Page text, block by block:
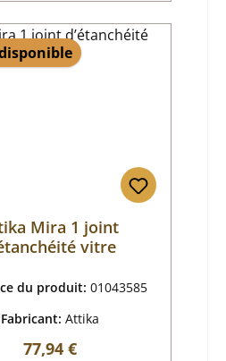
Mira 1 joint
vitre
du produit: 01043585
Fabricant: Attika
Prix régulier :
77,94 €